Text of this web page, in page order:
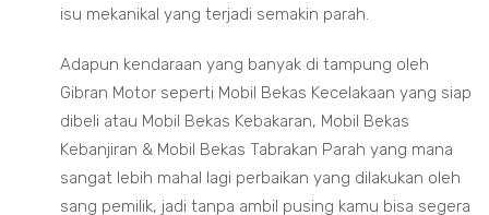
isu mekanikal yang terjadi semakin parah.
Adapun kendaraan yang banyak di tampung oleh
Gibran Motor seperti Mobil Bekas Kecelakaan yang siap
dibeli atau Mobil Bekas Kebakaran, Mobil Bekas
Kebanjiran & Mobil Bekas Tabrakan Parah yang mana
sangat lebih mahal lagi perbaikan yang dilakukan oleh
sang pemilik, jadi tanpa ambil pusing kamu bisa segera